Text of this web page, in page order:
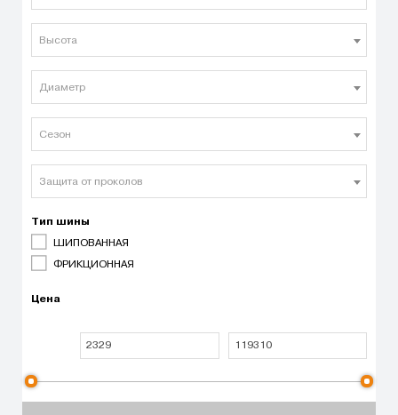
Высота
Диаметр
Сезон
Защита от проколов
Тип шины
ШИПОВАННАЯ
ФРИКЦИОННАЯ
Цена